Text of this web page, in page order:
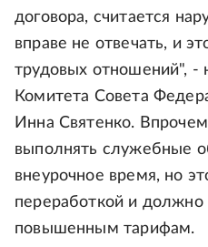
договора, считается
вправе не отвечать, и
трудовых отношений", -
Комитета Совета
Инна Святенко.
выполнять служебные
внеурочное время, но
переработкой и должно
повышенным тарифам.